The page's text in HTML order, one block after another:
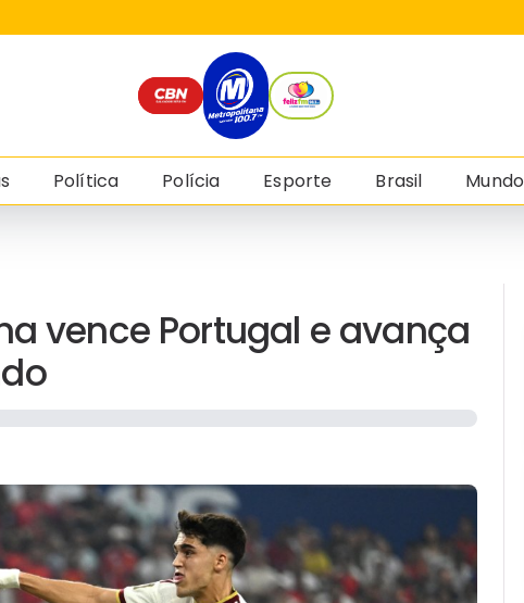
Política Polícia Esporte Brasil Mundo
vence Portugal e avança